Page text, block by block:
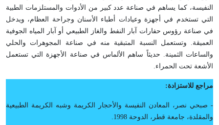
النفيسة، كما يساهم في صناعة عدد كبير من الأدوات والمستلزمات الطبية
التي تستخدم في أجهزة وعيادات أطباء الأسنان وجراحة العظام، ويدخل
في صناعة رؤوس حفارات آبار النفط والغاز الطبيعي أو آبار المياه الجوفية
العميقة. وتستعمل النسبة المتبقية منه في صناعة المجوهرات والحلي
والساعات الثمينة. حديثاً ساهم الألماس في صناعة الأجهزة التي تستعمل
الأشعة تحت الحمراء.
مراجع للاستزادة:
- صبحي نصر، المعادن النفيسة والأحجار الكريمة وشبه الكريمة الطبيعية
والمقلدة، جامعة قطر، الدوحة 1998.